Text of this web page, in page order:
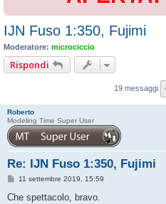
IJN Fuso 1:350, Fujimi
Moderatore: microciccio
Rispondi
19 messaggi
Roberto
Modeling Time Super User
Re: IJN Fuso 1:350, Fujimi
M
s
11 settembre 2019, 15:59
Che spettacolo, bravo.